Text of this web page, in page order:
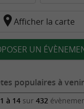
Afficher la carte
UN
populaires à venir
1 à 14sur 432